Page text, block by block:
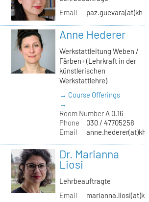
Email
paz.guevara(at)kh-
Anne Hederer
Werkstattleitung Weben /
Färben+ (Lehrkraft in der
künstlerischen
Werkstattlehre)
→ Course Offerings
→
Room NumberA 0.16
Phone
030 / 47705258
Email
Dr. Marianna
Liosi
Lehrbeauftragte
Email